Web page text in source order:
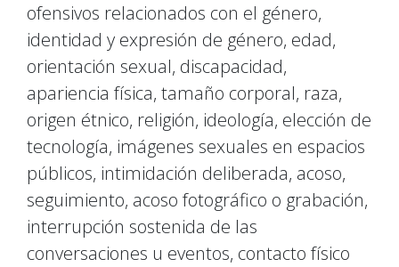
ofensivos relacionados con el género,
identidad y expresión de género, edad,
orientación sexual, discapacidad,
apariencia física, tamaño corporal, raza,
origen étnico, religión, ideología, elección de
tecnología, imágenes sexuales en espacios
públicos, intimidación deliberada, acoso,
seguimiento, acoso fotográfico o grabación,
interrupción sostenida de las
conversaciones u eventos, contacto físico